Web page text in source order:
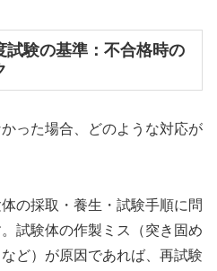
試験の基準：不合格時の
った場合、どのような対応が
の採取・養生・試験手順に問
試験体の作製ミス（突き固め
ど）が原因であれば、再試験